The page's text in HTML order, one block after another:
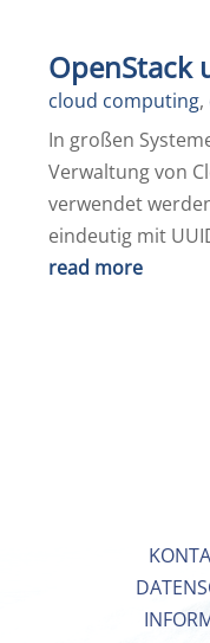
OpenStack
cloud computing,
In großen
Verwaltung von
verwendet
eindeutig mit
read more